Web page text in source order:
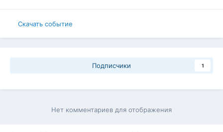
Скачать событие
Подписчики 1
Нет комментариев для отображения